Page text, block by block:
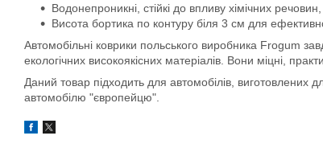
Водонепроникні, стійкі до впливу хімічних
Висота бортика по контуру біля 3 см для
Автомобільні коврики польського виробника Frogum
екологічних високоякісних матеріалів. Вони міцні,
Даний товар підходить для автомобілів,
автомобілю "європейцю".